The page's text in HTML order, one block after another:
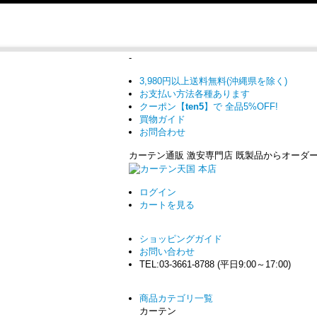
-
3,980円以上送料無料(沖縄県を除く)
お支払い方法各種あります
クーポン【ten5】で 全品5%OFF!
買物ガイド
お問合わせ
カーテン通販 激安専門店 既製品からオーダ
ログイン
カート を見る
ショッピングガイド
お問い合わせ
TEL:03-3661-8788 (平日9:00～17:00)
商品カテゴリ一覧
カーテン